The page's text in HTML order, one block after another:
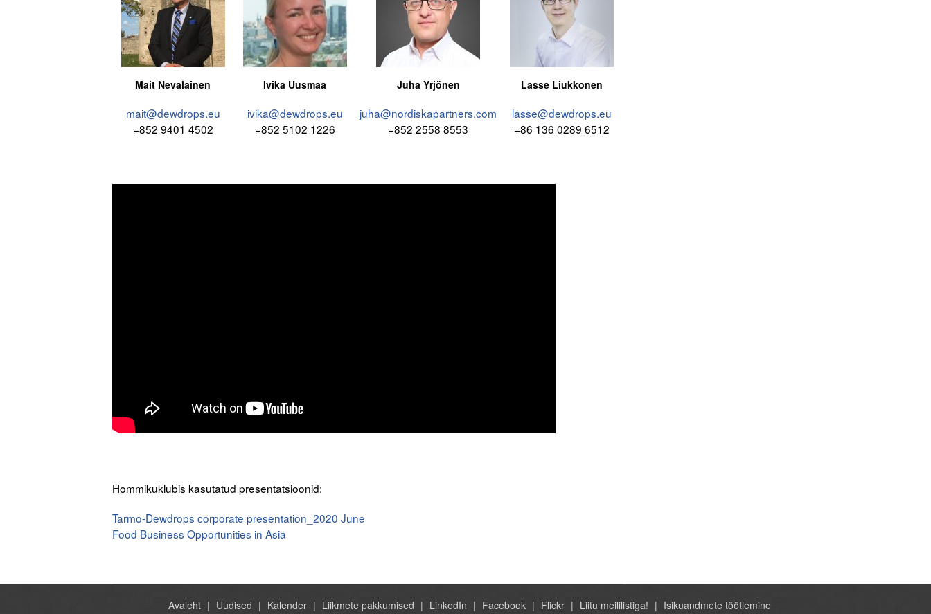
Mait Nevalainen
mait@dewdrops.eu
+852 9401 4502
Ivika Uusmaa
ivika@dewdrops.eu
+852 5102 1226
Juha Yrjönen
juha@nordiskapartners.com
+852 2558 8553
Lasse Liukkonen
lasse@dewdrops.eu
+86 136 0289 6512
Hommikuklubis kasutatud presentatsioonid:
Tarmo-Dewdrops corporate presentation_2020 June
Food Business Opportunities in Asia
Avaleht Uudised Kalender Liikmete pakkumised LinkedIn Facebook Flickr Liitu meililistiga! Isikuandmete töötlemine